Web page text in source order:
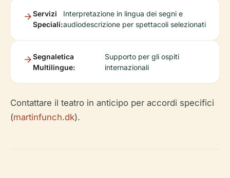
Servizi
Speciali:
Interpretazione in lingua dei segni e
audiodescrizione per spettacoli selezionati
Segnaletica
Multilingue:
Supporto per gli ospiti
internazionali
Contattare il teatro in anticipo per accordi specifici
(martinfunch.dk).